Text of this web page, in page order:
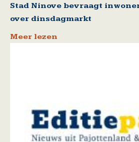
Stad Ninove bevraagt
over dinsdagmarkt
Meer lezen